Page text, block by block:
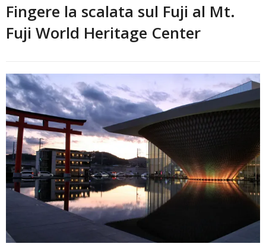
Fingere la scalata sul Fuji al Mt.
Fuji World Heritage Center